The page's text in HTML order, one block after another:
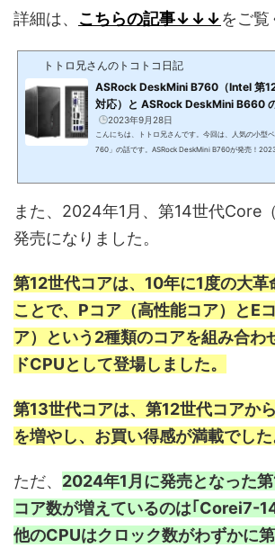
詳細は、 こちらの記事↓↓↓をご覧
トトロ兄さんのトコトコ日記
ASRock DeskMini B760（Intel 第
対応）と ASRock DeskMini B660
比較して違いを確認した話（
小型ベアボーン）
2023年9月28日
こんにちは、トトロ兄さんです。今回は、人気の小型
760」の話です。ASRock DeskMini B760が発売！
また、2024年1月、第14世代Core
発売になりました。
第12世代コアは、10年に1度の大革
ことで、Pコア（高性能コア）とE
ア）という2種類のコアを組み合わ
ドCPUとして登場しました。
第13世代コアは、第12世代コアか
を増やし、お買い得感が満載でした
ただ、 2024年1月に発売となった第
コア数が増えているのは｢Corei7-
他のCPUはクロック数がわずかに